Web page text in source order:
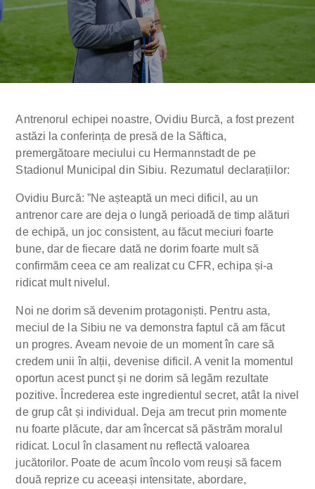
Antrenorul echipei noastre, Ovidiu Burcă, a fost prezent
astăzi la conferința de presă de la Săftica,
premergătoare meciului cu Hermannstadt de pe
Stadionul Municipal din Sibiu. Rezumatul declarațiilor:
Ovidiu Burcă: ”Ne așteaptă un meci dificil, au un
antrenor care are deja o lungă perioadă de timp alături
de echipă, un joc consistent, au făcut meciuri foarte
bune, dar de fiecare dată ne dorim foarte mult să
confirmăm ceea ce am realizat cu CFR, echipa și-a
ridicat mult nivelul.
Noi ne dorim să devenim protagoniști. Pentru asta,
meciul de la Sibiu ne va demonstra faptul că am făcut
un progres. Aveam nevoie de un moment în care să
credem unii în alții, devenise dificil. A venit la momentul
oportun acest punct și ne dorim să legăm rezultate
pozitive. Încrederea este ingredientul secret, atât la nivel
de grup cât și individual. Deja am trecut prin momente
nu foarte plăcute, dar am încercat să păstrăm moralul
ridicat. Locul în clasament nu reflectă valoarea
jucătorilor. Poate de acum încolo vom reuși să facem
două reprize cu aceeași intensitate, abordare,